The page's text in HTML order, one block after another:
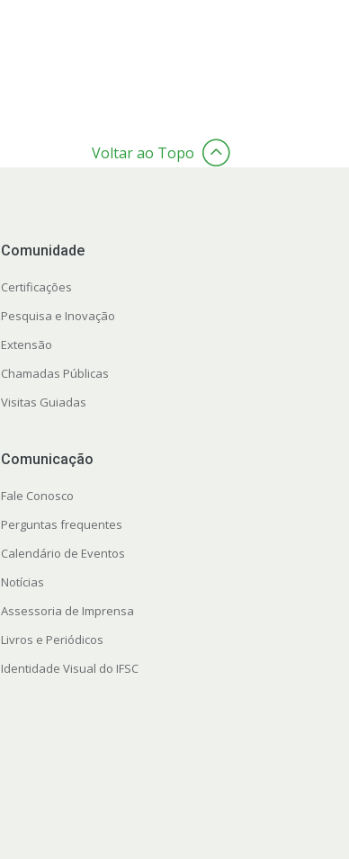
Voltar ao Topo
Comunidade
Certificações
Pesquisa e Inovação
Extensão
Chamadas Públicas
Visitas Guiadas
Comunicação
Fale Conosco
Perguntas frequentes
Calendário de Eventos
Notícias
Assessoria de Imprensa
Livros e Periódicos
Identidade Visual do IFSC